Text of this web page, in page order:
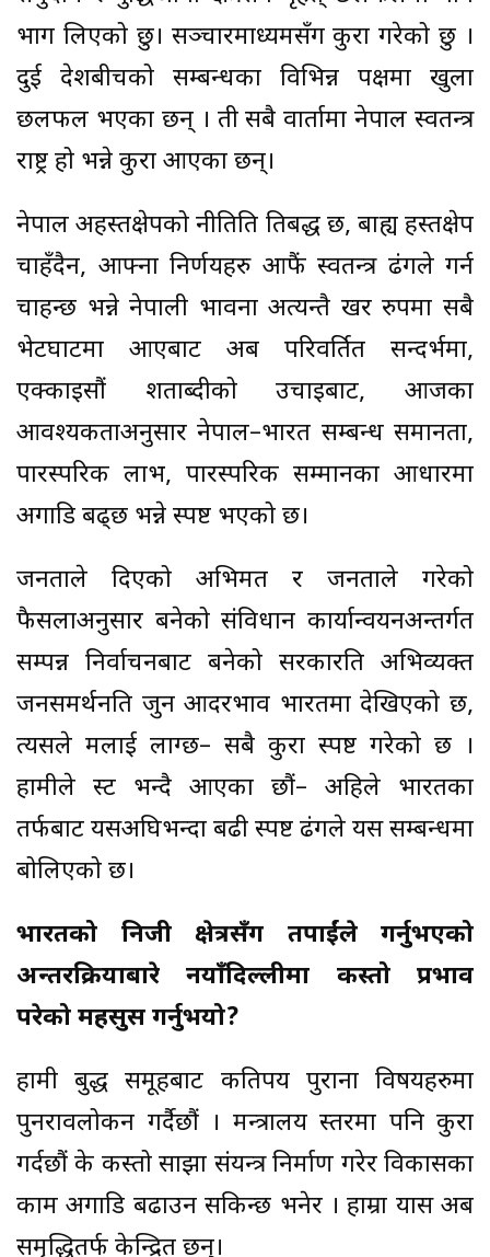
भाग लिएको छु। सञ्चारमाध्यमसँग कुरा गरेको छु ।
दुई देशबीचको सम्बन्धका विभिन्न पक्षमा खुला
छलफल भएका छन् । ती सबै वार्तामा नेपाल स्वतन्त्र
राष्ट्र हो भन्ने कुरा आएका छन्।
नेपाल अहस्तक्षेपको नीतिप्रति प्रतिबद्ध छ, बाह्य हस्तक्षेप
चाहँदैन, आफ्ना निर्णयहरु आफैं स्वतन्त्र ढंगले गर्न
चाहन्छ भन्ने नेपाली भावना अत्यन्तै प्रखर रुपमा सबै
भेटघाटमा आएबाट अब परिवर्तित सन्दर्भमा,
एक्काइसौं शताब्दीको उचाइबाट, आजका
आवश्यकताअनुसार नेपाल–भारत सम्बन्ध समानता,
पारस्परिक लाभ, पारस्परिक सम्मानका आधारमा
अगाडि बढ्छ भन्ने स्पष्ट भएको छ।
जनताले दिएको अभिमत र जनताले गरेको
फैसलाअनुसार बनेको संविधान कार्यान्वयनअन्तर्गत
सम्पन्न निर्वाचनबाट बनेको सरकारप्रति अभिव्यक्त
जनसमर्थनप्रति जुन आदरभाव भारतमा देखिएको छ,
त्यसले मलाई लाग्छ– सबै कुरा स्पष्ट गरेको छ ।
हामीले प्रस्ट भन्दै आएका छौं– अहिले भारतका
तर्फबाट यसअघिभन्दा बढी स्पष्ट ढंगले यस सम्बन्धमा
बोलिएको छ।
भारतको निजी क्षेत्रसँग तपाईंले गर्नुभएको
अन्तरक्रियाबारे नयाँदिल्लीमा कस्तो प्रभाव
परेको महसुस गर्नुभयो?
हामी प्रबुद्ध समूहबाट कतिपय पुराना विषयहरुमा
पुनरावलोकन गर्दैछौं । मन्त्रालय स्तरमा पनि कुरा
गर्दछौं के कस्तो साझा संयन्त्र निर्माण गरेर विकासका
काम अगाडि बढाउन सकिन्छ भनेर । हाम्रा प्रयास अब
समृद्धितर्फ केन्द्रित छन्।